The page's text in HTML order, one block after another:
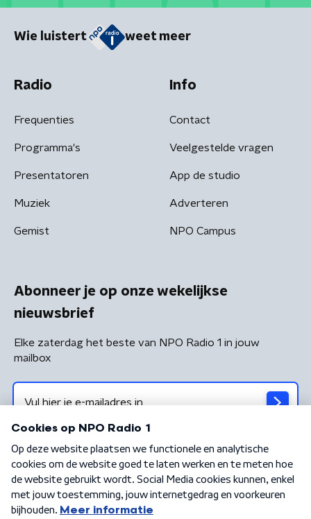
Wie luistert weet meer
Radio
Frequenties
Programma's
Presentatoren
Muziek
Gemist
Info
Contact
Veelgestelde vragen
App de studio
Adverteren
NPO Campus
Abonneer je op onze wekelijkse
nieuwsbrief
Elke zaterdag het beste van NPO Radio 1 in jouw
mailbox
Algemene voorwaarden